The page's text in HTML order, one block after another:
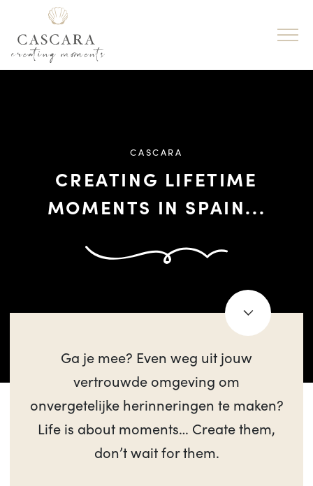
CASCARA
CREATING LIFETIME
MOMENTS IN SPAIN...
Ga je mee? Even weg uit jouw
vertrouwde omgeving om
onvergetelijke herinneringen te maken?
Life is about moments… Create them,
don’t wait for them.